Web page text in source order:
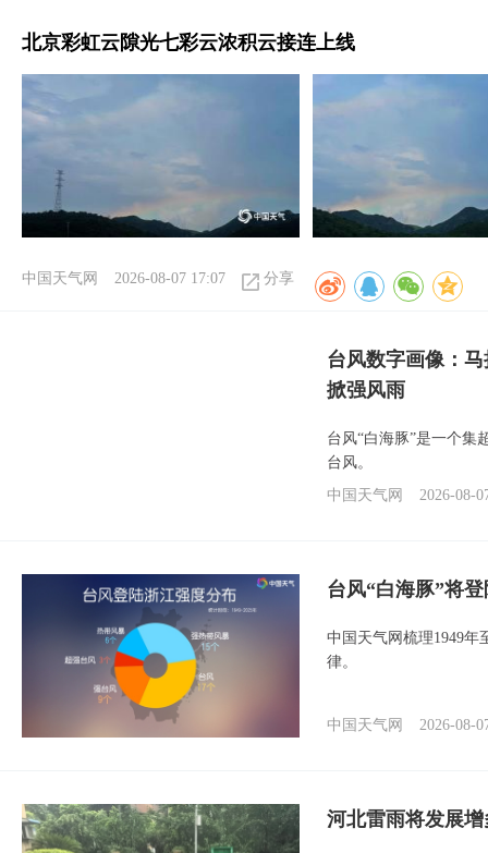
北京彩虹云隙光七彩云浓积云接连上线
中国天气网 2026-08-07 17:07 分享
台风数字画像：
掀强风雨
台风“白海豚”是一个集
台风。
中国天气网
2026-08-
台风“白海豚”将
中国天气网梳理1949年
律。
中国天气网 2026-08-
河北雷雨将发展